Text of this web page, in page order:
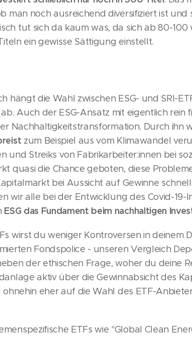
man noch ausreichend diversifiziert ist
tut sich da kaum was, da sich ab 80-
ein gewisse Sättigung einstellt.
hängt die Wahl zwischen ESG- und SRI-
Auch der ESG-Ansatz mit eigentlich rein
Nachhaltigkeitstransformation. Durch ihn
zum Beispiel aus vom Klimawandel
und Streiks von Fabrikarbeiter:innen bei
quasi die Chance geboten, diese
bei Aussicht auf Gewinne
wir alle bei der Entwicklung des Covid-19-
ESG das Fundament beim nachhaltigen
wirst du weniger Kontroversen in
Fondspolice - unseren Vergleich
der ethischen Frage, woher du deine
aktiv über die Gewinnabsicht des
eher auf die Wahl des ETF-
ETFs wie "Global Clean